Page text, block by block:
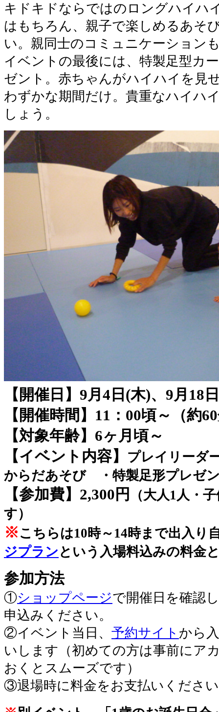
キドキドならではのロングハイハ
はもちろん、親子で楽しめるあそ
い。親同士のコミュニケーション
イベントの最後には、特製足型カ
ゼント。赤ちゃんがハイハイを見
わずかな期間だけ。貴重なハイハ
しょう。
【開催日】9月4日(木)、9月18
【開催時間】11：00頃～（約
【対象年齢】6ヶ月頃～
【イベント内容】
プレイリーダ
からだあそび ・特製足形プレゼ
【参加費】2,300円
（大人1人・
す）
※ こちらは10時～14時まで出入り
ジプラン という入場料込みの料金
参加方法
①ショップページで開催日を確認
申込みください。
②イベント当日、 予約サイト から
いします（初めての方は事前にア
おくとスムーズです）
③退場時に料金をお支払いくださ